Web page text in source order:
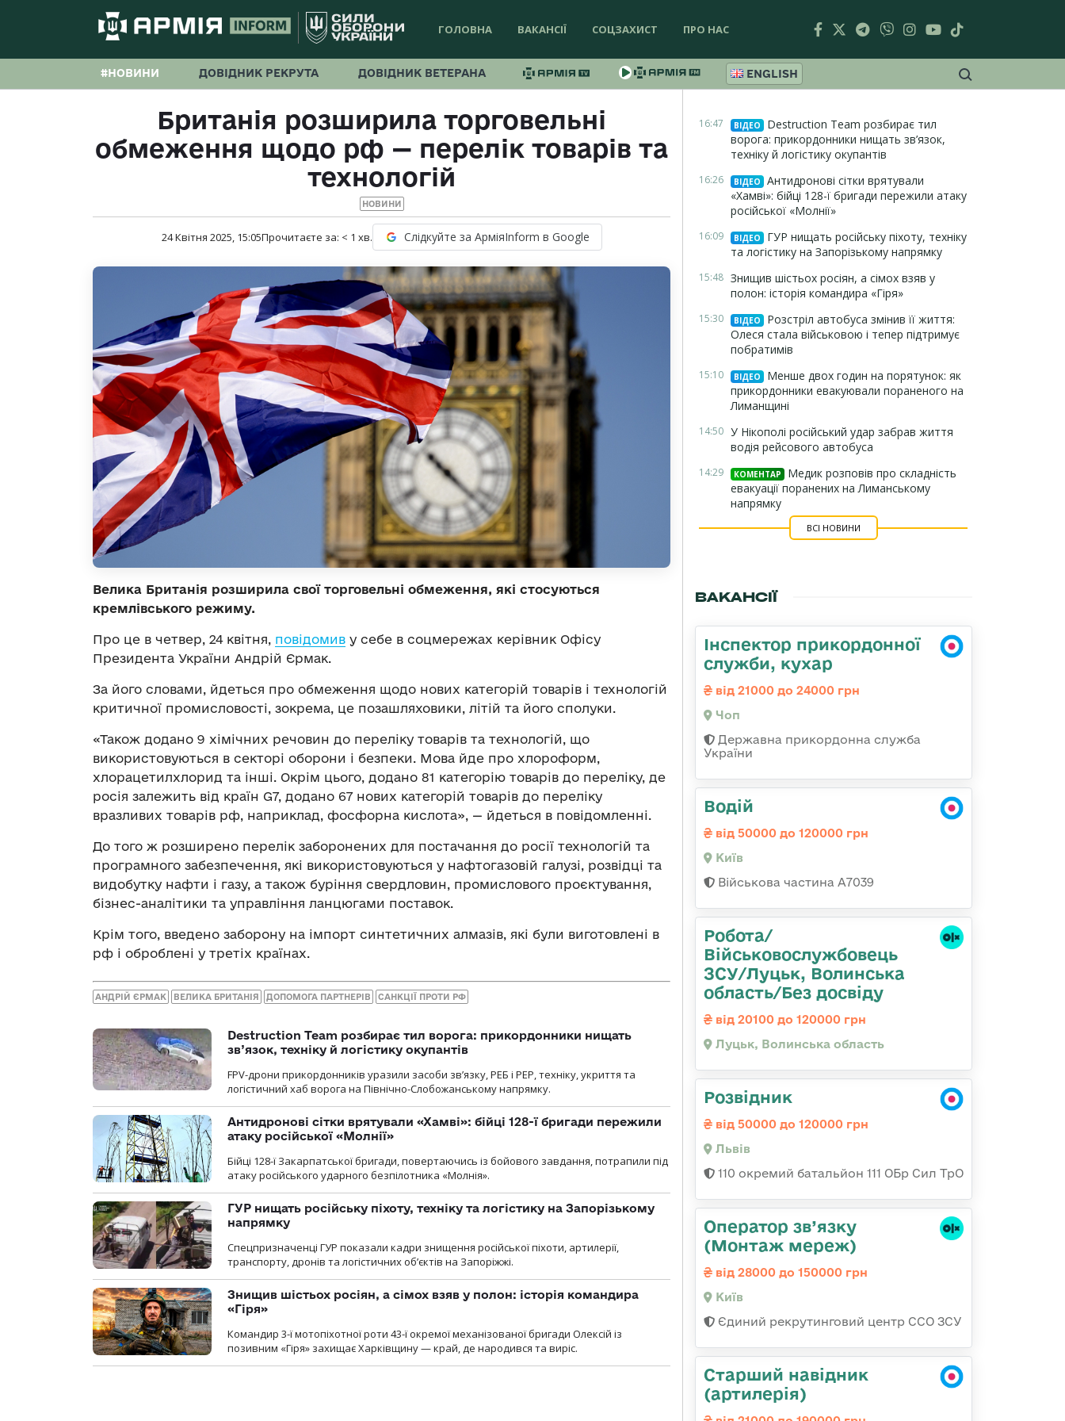
ГОЛОВНА ВАКАНСІЇ СОЦЗАХИСТ ПРО НАС
#НОВИНИ ДОВІДНИК РЕКРУТА ДОВІДНИК ВЕТЕРАНА ENGLISH
Британія розширила торговельні
обмеження щодо рф — перелік товарів та
технологій
НОВИНИ
24 Квітня 2025, 15:05Прочитаєте за: < 1 хв. Слідкуйте за АрміяInform в Google
Велика Британія розширила свої торговельні обмеження, які стосуються
кремлівського режиму.
Про це в четвер, 24 квітня, повідомив у себе в соцмережах керівник Офісу
Президента України Андрій Єрмак.
За його словами, йдеться про обмеження щодо нових категорій товарів і технологій
критичної промисловості, зокрема, це позашляховики, літій та його сполуки.
«Також додано 9 хімічних речовин до переліку товарів та технологій, що
використовуються в секторі оборони і безпеки. Мова йде про хлороформ,
хлорацетилхлорид та інші. Окрім цього, додано 81 категорію товарів до переліку, де
росія залежить від країн G7, додано 67 нових категорій товарів до переліку
вразливих товарів рф, наприклад, фосфорна кислота», — йдеться в повідомленні.
До того ж розширено перелік заборонених для постачання до росії технологій та
програмного забезпечення, які використовуються у нафтогазовій галузі, розвідці та
видобутку нафти і газу, а також буріння свердловин, промислового проєктування,
бізнес-аналітики та управління ланцюгами поставок.
Крім того, введено заборону на імпорт синтетичних алмазів, які були виготовлені в
рф і оброблені у третіх країнах.
АНДРІЙ ЄРМАК ВЕЛИКА БРИТАНІЯ ДОПОМОГА ПАРТНЕРІВ САНКЦІЇ ПРОТИ РФ
Destruction Team розбирає тил ворога: прикордонники нищать
зв’язок, техніку й логістику окупантів
FPV-дрони прикордонників уразили засоби зв’язку, РЕБ і РЕР, техніку, укриття та
логістичний хаб ворога на Північно-Слобожанському напрямку.
Антидронові сітки врятували «Хамві»: бійці 128-ї бригади пережили
атаку російської «Молнії»
Бійці 128-ї Закарпатської бригади, повертаючись із бойового завдання, потрапили під
атаку російського ударного безпілотника «Молнія».
ГУР нищать російську піхоту, техніку та логістику на Запорізькому
напрямку
Спецпризначенці ГУР показали кадри знищення російської піхоти, артилерії,
транспорту, дронів та логістичних об’єктів на Запоріжжі.
Знищив шістьох росіян, а сімох взяв у полон: історія командира
«Гіря»
Командир 3-ї мотопіхотної роти 43-ї окремої механізованої бригади Олексій із
позивним «Гіря» захищає Харківщину — край, де народився та виріс.
16:47 ВІДЕО
Destruction Team розбирає тил
ворога: прикордонники нищать зв’язок,
техніку й логістику окупантів
16:26 ВІДЕО
Антидронові сітки врятували
«Хамві»: бійці 128-ї бригади пережили атаку
російської «Молнії»
16:09 ВІДЕО
ГУР нищать російську піхоту, техніку
та логістику на Запорізькому напрямку
15:48 Знищив шістьох росіян, а сімох взяв у
полон: історія командира «Гіря»
15:30 ВІДЕО
Розстріл автобуса змінив її життя:
Олеся стала військовою і тепер підтримує
побратимів
15:10 ВІДЕО
Менше двох годин на порятунок: як
прикордонники евакуювали пораненого на
Лиманщині
14:50 У Нікополі російський удар забрав життя
водія рейсового автобуса
14:29 КОМЕНТАР
Медик розповів про складність
евакуації поранених на Лиманському
напрямку
ВСІ НОВИНИ
ВАКАНСІЇ
Інспектор прикордонної
служби, кухар
від 21000 до 24000 грн
Чоп
Державна прикордонна служба
України
Водій
від 50000 до 120000 грн
Київ
Військова частина А7039
Робота/
Військовослужбовець
ЗСУ/Луцьк, Волинська
область/Без досвіду
від 20100 до 120000 грн
Луцьк, Волинська область
Розвідник
від 50000 до 120000 грн
Львів
110 окремий батальйон 111 ОБр Сил ТрО
Оператор зв’язку
(Монтаж мереж)
від 28000 до 150000 грн
Київ
Єдиний рекрутинговий центр ССО ЗСУ
Старший навідник
(артилерія)